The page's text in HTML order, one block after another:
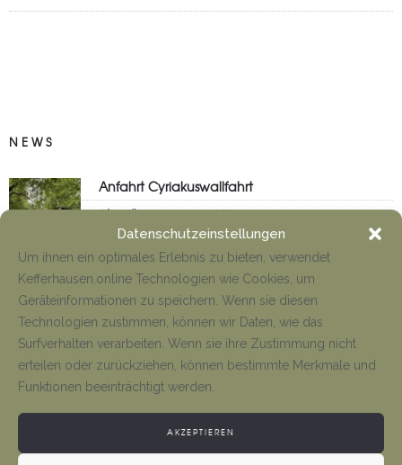
Datenschutzeinstellungen
Um ihnen ein optimales Erlebnis zu bieten, verwendet
Kefferhausen.online Technologien wie Cookies, um
Geräteinformationen zu speichern. Wenn sie diesen
Technologien zustimmen, können wir Daten, wie das
Surfverhalten verarbeiten. Wenn sie ihre Zustimmung nicht
erteilen oder zurückziehen, können bestimmte Merkmale und
Funktionen beeinträchtigt werden.
AKZEPTIEREN
NEWS
Anfahrt Cyriakuswallfahrt
Tino Jäger 1. August 2026
Neueröffnung Gaststätte
Gottesdienste und Vermeldungen
Tino Jäger 1. August 2026